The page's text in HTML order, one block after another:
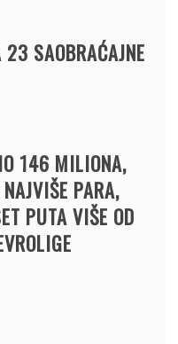
SAOBRAĆAJNE
146 MILIONA,
PARA,
PUTA VIŠE OD